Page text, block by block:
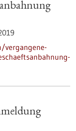
vergangene-